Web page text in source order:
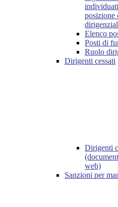
posizione
Elenco
Posti di
Ruolo
Dirigenti cessati
Dirigenti
web)
Sanzioni per